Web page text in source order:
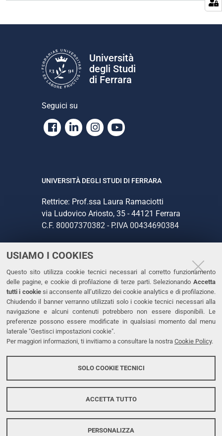
USIAMO I COOKIES
Questo sito utilizza cookie tecnici necessari al corretto funzionamento
delle pagine, e cookie di profilazione di terze parti. Selezionando Accetta
tutti i cookiesi acconsente all’utilizzo dei cookie analytics e di profilazione.
Chiudendo il banner verranno utilizzati solo i cookie tecnici necessari alla
navigazione e alcuni contenuti potrebbero non essere disponibili. Le
preferenze possono essere modificate in qualsiasi momento dal menu
laterale "Gestisci impostazioni cookie".
Per maggiori informazioni, ti invitiamo a consultare la nostra Cookie Policy.
SOLO COOKIE TECNICI
ACCETTA TUTTO
PERSONALIZZA
Università
degli Studi
di Ferrara
Seguici su
Facebook
LinkedinInstagram
Youtube
UNIVERSITÀ DEGLI STUDI DI FERRARA
Rettrice: Prof.ssa Laura Ramaciotti
via Ludovico Ariosto, 35 - 44121 Ferrara
C.F. 80007370382 - P.IVA 00434690384
CONTATTI
Tel. +39 0532 293111
Fax. +39 0532 293031
PEC
LINKS
Dichiarazione di accessibilità
Protezione dati personali